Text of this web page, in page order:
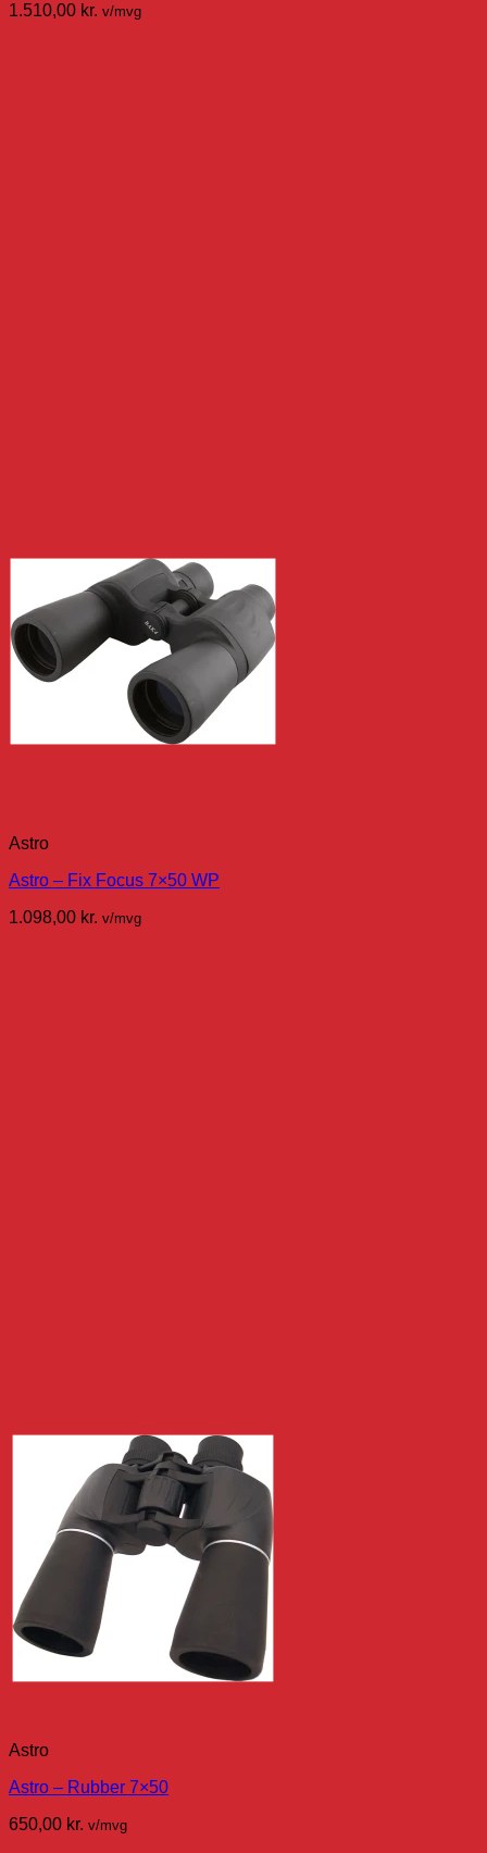
1.510,00 kr. v/mvg
Astro
Astro – Fix Focus 7×50 WP
1.098,00 kr. v/mvg
Astro
Astro – Rubber 7×50
650,00 kr. v/mvg